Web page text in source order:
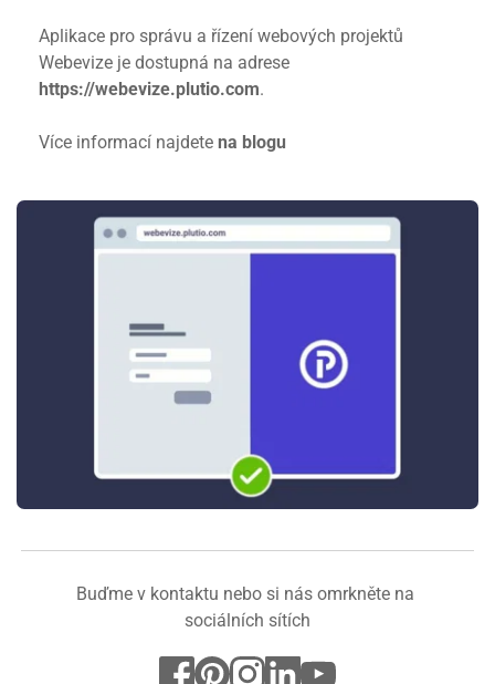
Aplikace pro správu a řízení webových projektů
https://webevize.plutio.com.
Více informací najdete na blogu
Buďme v kontaktu nebo si nás omrkněte na
sociálních sítích